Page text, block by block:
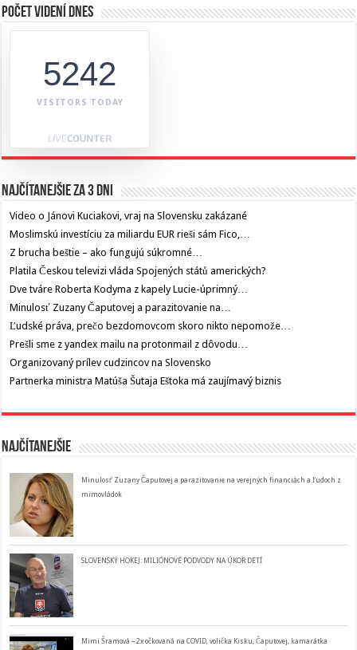
Počet videní dnes
5242
VISITORS TODAY
Najčítanejšie za 3 dni
Video o Jánovi Kuciakovi, vraj na Slovensku zakázané
Moslimskú investíciu za miliardu EUR rieši sám Fico,…
Z brucha beštie – ako fungujú súkromné…
Platila Českou televizi vláda Spojených států amerických?
Dve tváre Roberta Kodyma z kapely Lucie-úprimný…
Minulosť Zuzany Čaputovej a parazitovanie na…
Ľudské práva, prečo bezdomovcom skoro nikto nepomože…
Prešli sme z yandex mailu na protonmail z dôvodu…
Organizovaný prílev cudzincov na Slovensko
Partnerka ministra Matúša Šutaja Eštoka má zaujímavý biznis
Najčítanejšie
Minulosť Zuzany Čaputovej a parazitovanie na verejných financiách a ľudoch z
mimovládok
SLOVENSKÝ HOKEJ: MILIÓNOVÉ PODVODY NA ÚKOR DETÍ
Mimi Šramová – 2x očkovaná na COVID, volička Kisku, Čaputovej, kamarátka